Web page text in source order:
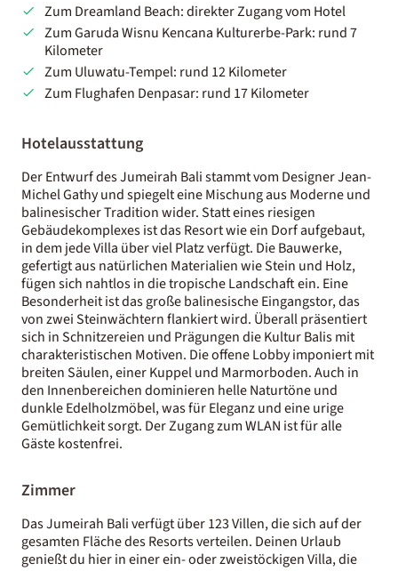
Zum Dreamland Beach: direkter Zugang vom Hotel
Zum Garuda Wisnu Kencana Kulturerbe-Park: rund 7
Kilometer
Zum Uluwatu-Tempel: rund 12 Kilometer
Zum Flughafen Denpasar: rund 17 Kilometer
Hotelausstattung
Der Entwurf des Jumeirah Bali stammt vom Designer Jean-
Michel Gathy und spiegelt eine Mischung aus Moderne und
balinesischer Tradition wider. Statt eines riesigen
Gebäudekomplexes ist das Resort wie ein Dorf aufgebaut,
in dem jede Villa über viel Platz verfügt. Die Bauwerke,
gefertigt aus natürlichen Materialien wie Stein und Holz,
fügen sich nahtlos in die tropische Landschaft ein. Eine
Besonderheit ist das große balinesische Eingangstor, das
von zwei Steinwächtern flankiert wird. Überall präsentiert
sich in Schnitzereien und Prägungen die Kultur Balis mit
charakteristischen Motiven. Die offene Lobby imponiert mit
breiten Säulen, einer Kuppel und Marmorboden. Auch in
den Innenbereichen dominieren helle Naturtöne und
dunkle Edelholzmöbel, was für Eleganz und eine urige
Gemütlichkeit sorgt. Der Zugang zum WLAN ist für alle
Gäste kostenfrei.
Zimmer
Das Jumeirah Bali verfügt über 123 Villen, die sich auf der
gesamten Fläche des Resorts verteilen. Deinen Urlaub
genießt du hier in einer ein- oder zweistöckigen Villa, die